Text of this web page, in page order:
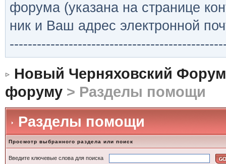
форума (указана на странице
ник и Ваш адрес электронной
Новый Черняховский Форум
форуму> Разделы помощи
Разделы помощи
Просмотр выбранного раздела или поиск
Введите ключевые слова для поиска